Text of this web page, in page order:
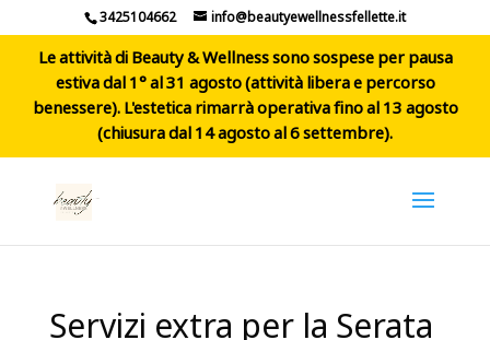
3425104662 info@beautyewellnessfellette.it
Le attività di Beauty & Wellness sono sospese per pausa
estiva dal 1° al 31 agosto (attività libera e percorso
benessere). L'estetica rimarrà operativa fino al 13 agosto
(chiusura dal 14 agosto al 6 settembre).
Servizi extra per la Serata